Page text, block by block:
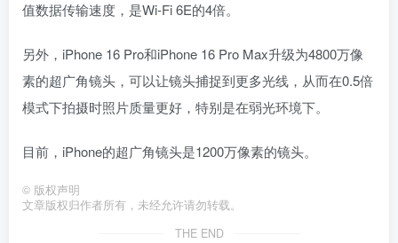
值数据传输速度，是Wi-Fi 6E的4倍。
另外，iPhone 16 Pro和iPhone 16 Pro Max升级为4800万像
素的超广角镜头，可以让镜头捕捉到更多光线，从而在0.5倍
模式下拍摄时照片质量更好，特别是在弱光环境下。
目前，iPhone的超广角镜头是1200万像素的镜头。
© 版权声明
文章版权归作者所有，未经允许请勿转载。
THE END